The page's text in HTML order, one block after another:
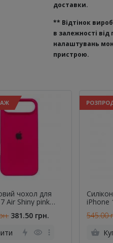
доставки.
** Відтінок
в залежності від
налаштувань
пристрою.
чохол для
Air Shiny pink
381.50 грн.
iPhone
545.00